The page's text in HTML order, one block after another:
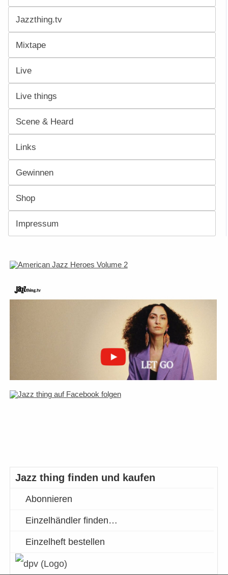
Jazzthing.tv
Mixtape
Live
Live things
Scene & Heard
Links
Gewinnen
Shop
Impressum
Jazz thing finden und kaufen
Abonnieren
Einzelhändler finden…
Einzelheft bestellen